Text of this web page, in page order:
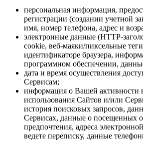
персональная информация,
регистрации (создании учетной
имя, номер телефона, адрес и
электронные данные (HTTP-
cookie, веб-маяки/пиксельные
идентификаторе браузера,
программном обеспечении,
дата и время осуществления
Сервисам;
информация о Вашей активности
использования Сайтов и/или
история поисковых запросов,
Сервисах, данные о посещенных
предпочтения, адреса
ведете переписку, данные